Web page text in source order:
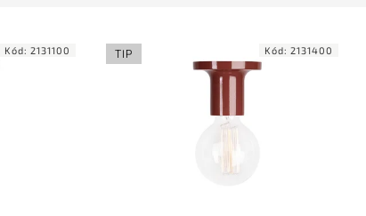
Kód:2131100 TIP Kód:2131400